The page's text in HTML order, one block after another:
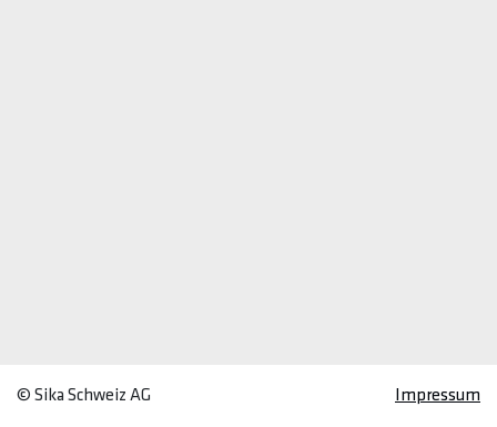
© Sika Schweiz AG Impressum